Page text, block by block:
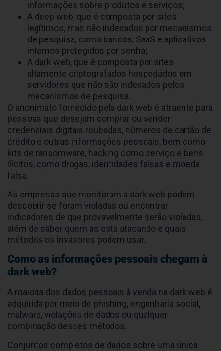
informações sobre produtos e serviços;
A deep web, que é composta por sites
legítimos, mas não indexados por mecanismos
de pesquisa, como bancos, SaaS e aplicativos
internos protegidos por senha;
A dark web, que é composta por sites
altamente criptografados hospedados em
servidores que não são indexados pelos
mecanismos de pesquisa.
O anonimato fornecido pela dark web é atraente para
pessoas que desejam comprar ou vender
credenciais digitais roubadas, números de cartão de
crédito e outras informações pessoais, bem como
kits de ransomware, hacking como serviço e bens
ilícitos, como drogas, identidades falsas e moeda
falsa.
As empresas que monitoram a dark web podem
descobrir se foram violadas ou encontrar
indicadores de que provavelmente serão violadas,
além de saber quem as está atacando e quais
métodos os invasores podem usar.
Como as informações pessoais chegam à
dark web?
A maioria dos dados pessoais à venda na dark web é
adquirida por meio de phishing, engenharia social,
malware, violações de dados ou qualquer
combinação desses métodos.
Conjuntos completos de dados sobre uma única